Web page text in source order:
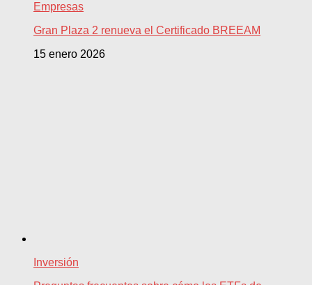
Empresas
Gran Plaza 2 renueva el Certificado BREEAM
15 enero 2026
Inversión